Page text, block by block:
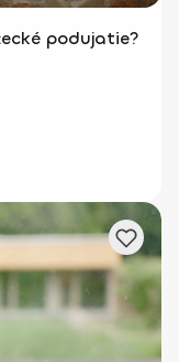
podujatie?